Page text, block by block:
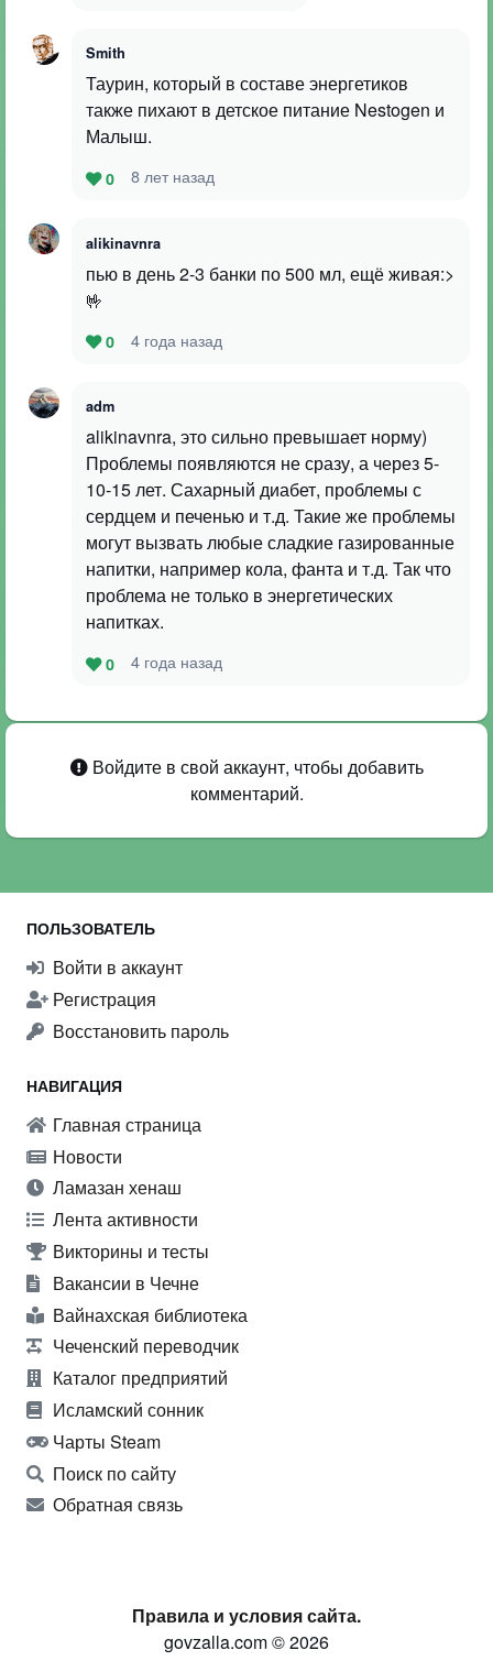
Smith
Таурин, который в составе энергетиков
также пихают в детское питание Nestogen и
Малыш.
0 8 лет назад
alikinavnra
пью в день 2-3 банки по 500 мл, ещё живая:>
🤟
0 4 года назад
adm
alikinavnra, это сильно превышает норму)
Проблемы появляются не сразу, а через 5-
10-15 лет. Сахарный диабет, проблемы с
сердцем и печенью и т.д. Такие же проблемы
могут вызвать любые сладкие газированные
напитки, например кола, фанта и т.д. Так что
проблема не только в энергетических
напитках.
0 4 года назад
Войдите в свой аккаунт, чтобы добавить
комментарий.
ПОЛЬЗОВАТЕЛЬ
Войти в аккаунт
Регистрация
Восстановить пароль
НАВИГАЦИЯ
Главная страница
Новости
Ламазан хенаш
Лента активности
Викторины и тесты
Вакансии в Чечне
Вайнахская библиотека
Чеченский переводчик
Каталог предприятий
Исламский сонник
Чарты Steam
Поиск по сайту
Обратная связь
Правила и условия сайта.
govzalla.com © 2026